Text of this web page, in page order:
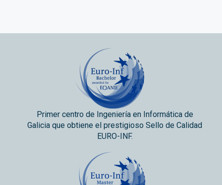
Primer centro de Ingeniería en Informática de
Galicia que obtiene el prestigioso Sello de Calidad
EURO-INF.